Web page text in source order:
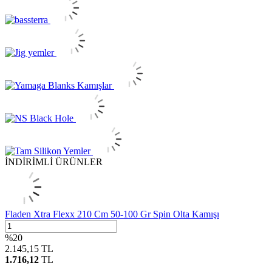
İNDİRİMLİ ÜRÜNLER
Fladen Xtra Flexx 210 Cm 50-100 Gr Spin Olta Kamışı
%20
2.145,15 TL
1.716,12 TL